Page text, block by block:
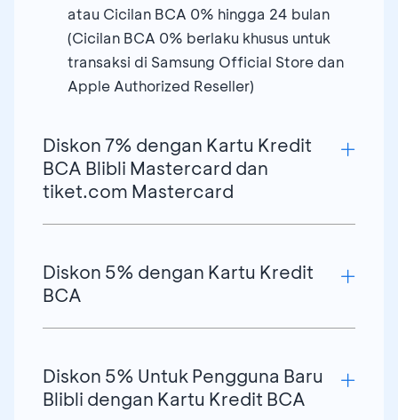
atau Cicilan BCA 0% hingga 24 bulan
(Cicilan BCA 0% berlaku khusus untuk
transaksi di Samsung Official Store dan
Apple Authorized Reseller)
Diskon 7% dengan Kartu Kredit
BCA Blibli Mastercard dan
tiket.com Mastercard
Berlaku untuk 83 transaksi
pertama/bulan
Berlaku dengan menggunakan kode
Berlaku untuk pembayaran
menggunakan Kartu Kredit BCA Blibli
Diskon 5% dengan Kartu Kredit
BCA
Berlaku untuk 250 transaksi
pertama/bulan
Diskon 5% Untuk Pengguna Baru
Blibli dengan Kartu Kredit BCA